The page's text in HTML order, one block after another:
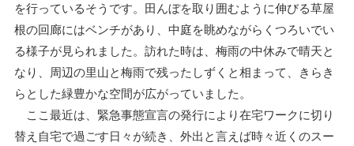
を行っているそうです。田んぼを取り囲むように伸びる草屋
根の回廊にはベンチがあり、中庭を眺めながらくつろいでい
る様子が見られました。訪れた時は、梅雨の中休みで晴天と
なり、周辺の里山と梅雨で残ったしずくと相まって、きらき
らとした緑豊かな空間が広がっていました。
ここ最近は、緊急事態宣言の発行により在宅ワークに切り
替え自宅で過ごす日々が続き、外出と言えば時々近くのスー